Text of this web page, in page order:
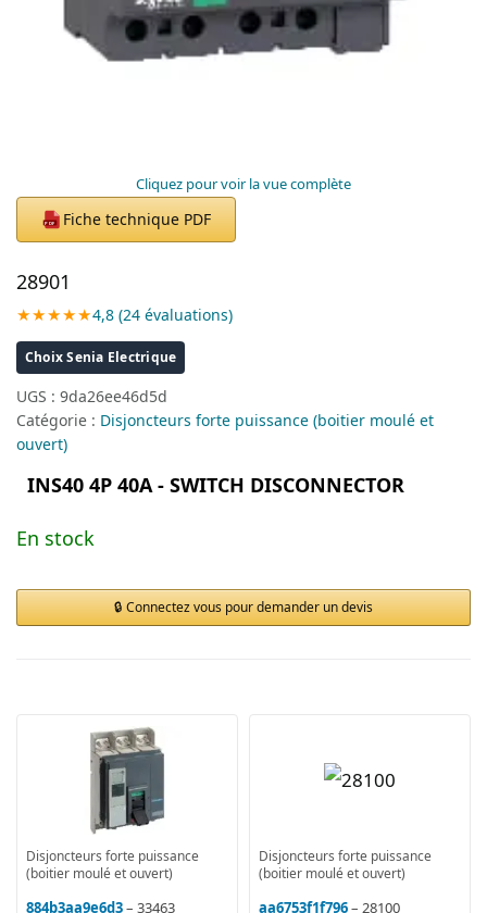
Cliquez pour voir la vue complète
PDF Fiche technique PDF
28901
★★★★★4,8 (24 évaluations)
Choix Senia Electrique
UGS : 9da26ee46d5d
Catégorie : Disjoncteurs forte puissance (boitier moulé et
ouvert)
INS40 4P 40A - SWITCH DISCONNECTOR
En stock
Connectez vous pour demander un devis
Disjoncteurs forte puissance
(boitier moulé et ouvert)
884b3aa9e6d3– 33463
Disjoncteurs forte puissance
(boitier moulé et ouvert)
aa6753f1f796– 28100